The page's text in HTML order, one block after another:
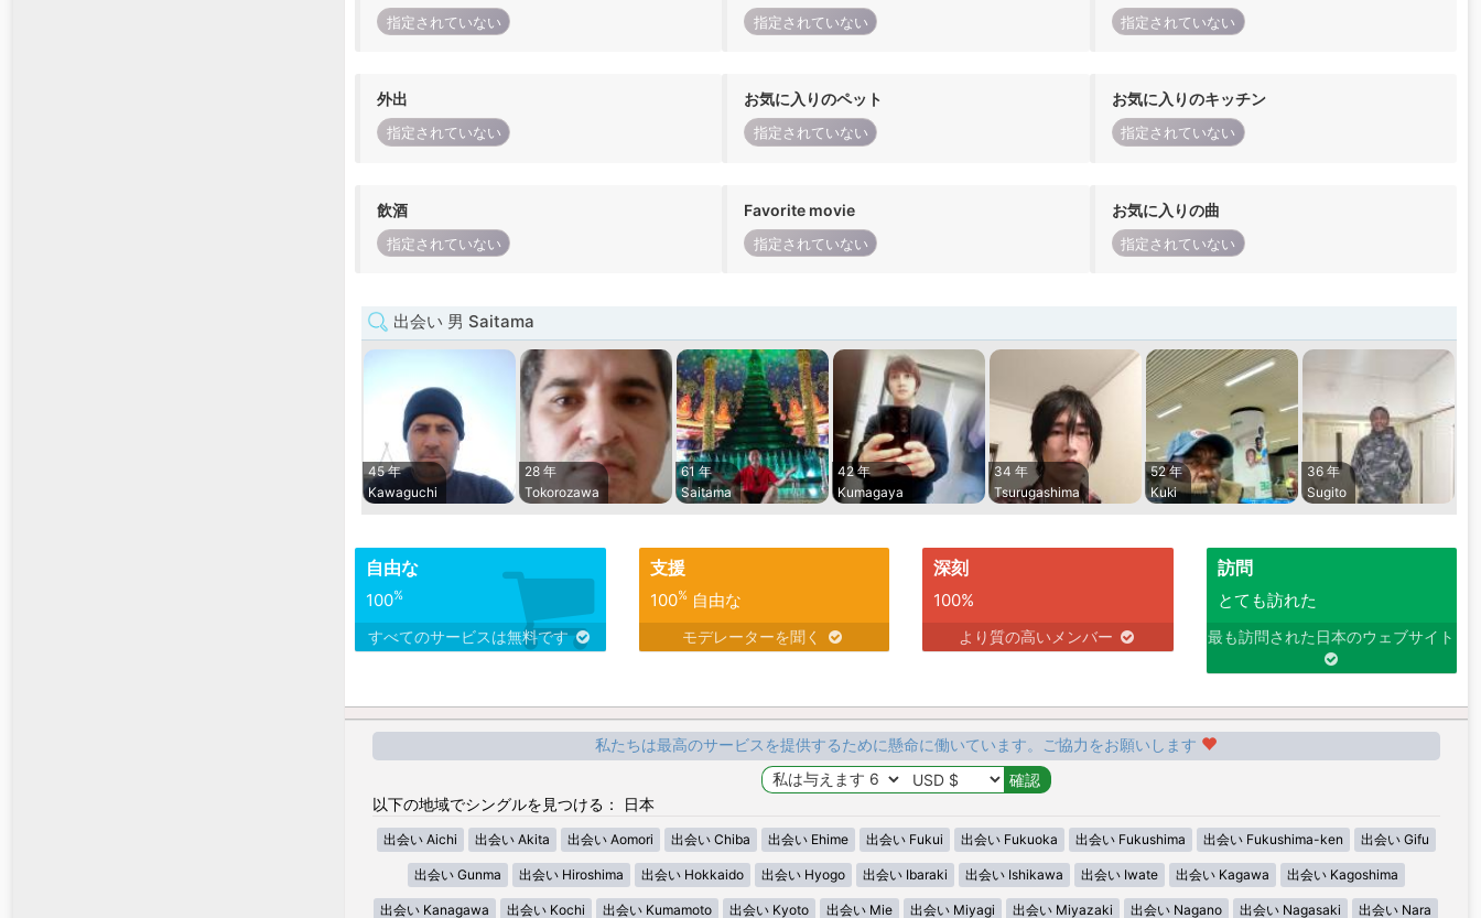
指定されていない 指定されていない 指定されていない
外出
指定されていない
お気に入りのペット
指定されていない
お気に入りのキッチン
指定されていない
飲酒
指定されていない
Favorite movie
指定されていない
お気に入りの曲
指定されていない
出会い 男 Saitama
45 年
Kawaguchi
28 年
Tokorozawa
61 年
Saitama
42 年
Kumagaya
34 年
Tsurugashima
52 年
Kuki
36 年
Sugito
自由な
100%
すべてのサービスは無料です
支援
100%自由な
モデレーターを聞く
深刻
100%
より質の高いメンバー
訪問
とても訪れた
最も訪問された日本のウェブサイト
私たちは最高のサービスを提供するために懸命に働いています。ご協力をお願いします
以下の地域でシングルを見つける： 日本
出会い Aichi 出会い Akita 出会い Aomori 出会い Chiba 出会い Ehime 出会い Fukui 出会い Fukuoka 出会い Fukushima 出会い Fukushima-ken 出会い Gifu
出会い Gunma 出会い Hiroshima 出会い Hokkaido 出会い Hyogo 出会い Ibaraki 出会い Ishikawa 出会い Iwate 出会い Kagawa 出会い Kagoshima
出会い Kanagawa 出会い Kochi 出会い Kumamoto 出会い Kyoto 出会い Mie 出会い Miyagi 出会い Miyazaki 出会い Nagano 出会い Nagasaki 出会い Nara